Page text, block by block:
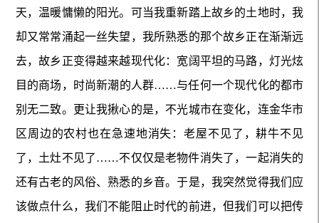
天，温暖慵懒的阳光。可当我重新踏上故乡的土地时，我
却又常常涌起一丝失望，我所熟悉的那个故乡正在渐渐远
去，故乡正变得越来越现代化：宽阔平坦的马路，灯光炫
目的商场，时尚新潮的人群……与任何一个现代化的都市
别无二致。更让我揪心的是，不光城市在变化，连金华市
区周边的农村也在急速地消失：老屋不见了，耕牛不见
了，土灶不见了……不仅仅是老物件消失了，一起消失的
还有古老的风俗、熟悉的乡音。于是，我突然觉得我们应
该做点什么，我们不能阻止时代的前进，但我们可以把传